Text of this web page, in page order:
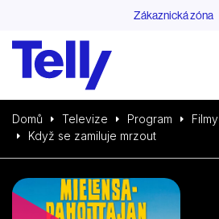
Zákaznická zóna
Domů Televize Program Filmy
Když se zamiluje mrzout